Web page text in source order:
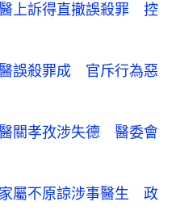
上訴得直撤誤殺罪 控
誤殺罪成 官斥行為惡
關孝孜涉失德 醫委會
屬不原諒涉事醫生 政